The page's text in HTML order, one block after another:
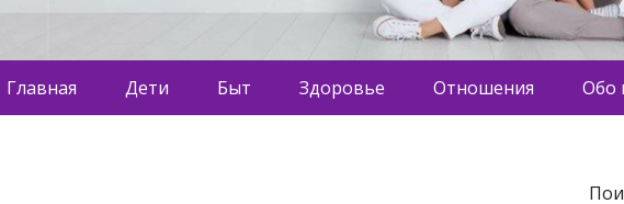
Главная Дети Быт Здоровье Отношения Обо